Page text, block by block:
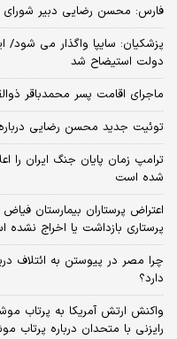
فارس: محسن رضایی دبیر شورای
پزشکیان: سایپا واگذار می شود/
دولت استیضاح شد
ماجرای اقامت پسر محمدباقر
توئیت جدید محسن رضایی
ترامپ زمان پایان جنگ ایران را
شده است
اعتراض پرستاران بیمارستان
پرستاری بازداشت یا اخراج نشده
چرا مصر در پیوستن به ائتلاف
دارد؟
واکنش ارتش آمریکا به پرتاب
رایزنی با متحدان درباره